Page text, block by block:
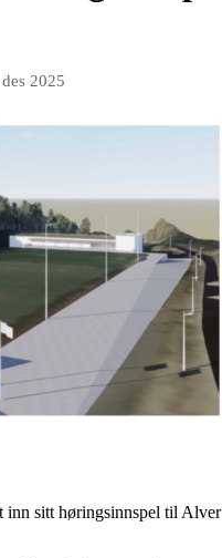
2025
inn sitt høringsinnspel til Alver